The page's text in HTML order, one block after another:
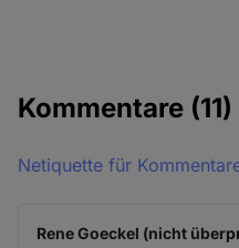
Kommentare (11)
Netiquette für
Rene Goeckel (nicht